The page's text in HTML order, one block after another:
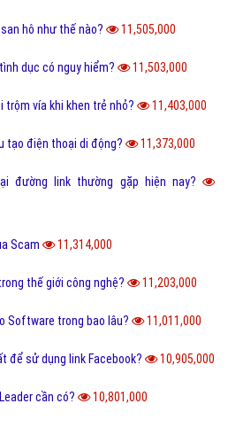
hô như thế nào? 11,505,000
dục có nguy hiểm? 11,503,000
trộm vía khi khen trẻ nhỏ? 11,403,000
tạo điện thoại di động? 11,373,000
đường link thường gặp hiện nay?
Scam 11,314,000
thế giới công nghệ? 11,203,000
Software trong bao lâu? 11,011,000
để sử dụng link Facebook? 10,905,000
cần có? 10,801,000